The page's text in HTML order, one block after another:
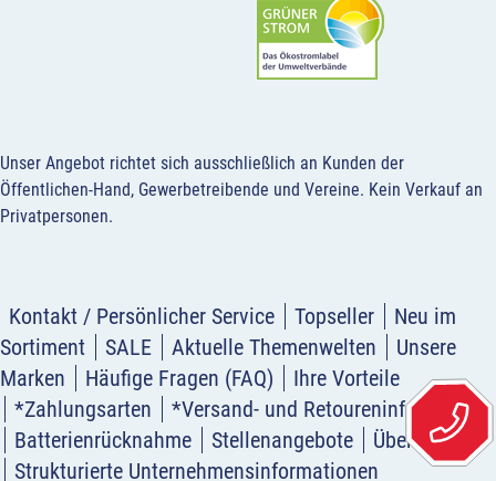
Unser Angebot richtet sich ausschließlich an Kunden der
Öffentlichen-Hand, Gewerbetreibende und Vereine. Kein Verkauf an
Privatpersonen.
Kontakt / Persönlicher Service Topseller
Neu im
Sortiment
SALE Aktuelle Themenwelten
Unsere
Marken
Häufige Fragen (FAQ)
Ihre Vorteile
*Zahlungsarten
*Versand- und Retoureninformation
Batterienrücknahme
Stellenangebote
Über uns
Strukturierte Unternehmensinformationen